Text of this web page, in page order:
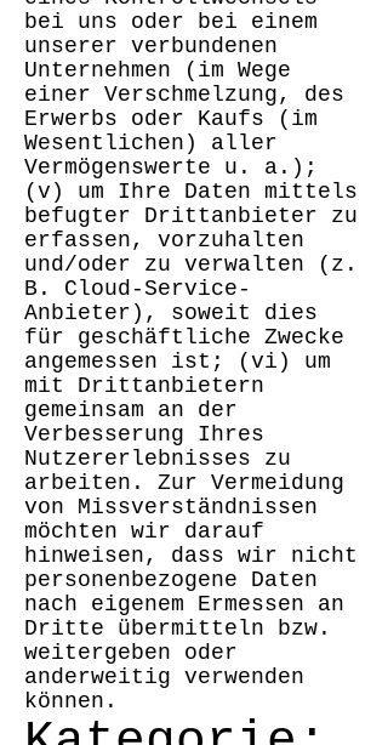
bei uns oder bei einem
unserer verbundenen
Unternehmen (im Wege
einer Verschmelzung, des
Erwerbs oder Kaufs (im
Wesentlichen) aller
Vermögenswerte u. a.);
(v) um Ihre Daten mittels
befugter Drittanbieter zu
erfassen, vorzuhalten
und/oder zu verwalten (z.
B. Cloud-Service-
Anbieter), soweit dies
für geschäftliche Zwecke
angemessen ist; (vi) um
mit Drittanbietern
gemeinsam an der
Verbesserung Ihres
Nutzererlebnisses zu
arbeiten. Zur Vermeidung
von Missverständnissen
möchten wir darauf
hinweisen, dass wir nicht
personenbezogene Daten
nach eigenem Ermessen an
Dritte übermitteln bzw.
weitergeben oder
anderweitig verwenden
können.